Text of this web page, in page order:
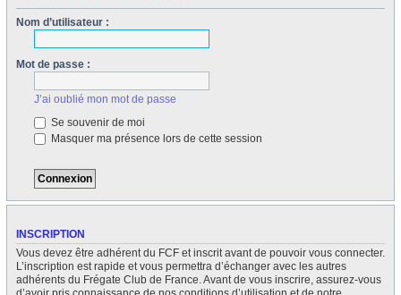
Nom d’utilisateur :
Mot de passe :
J’ai oublié mon mot de passe
Se souvenir de moi
Masquer ma présence lors de cette session
INSCRIPTION
Vous devez être adhérent du FCF et inscrit avant de pouvoir vous connecter.
L’inscription est rapide et vous permettra d’échanger avec les autres
adhérents du Frégate Club de France. Avant de vous inscrire, assurez-vous